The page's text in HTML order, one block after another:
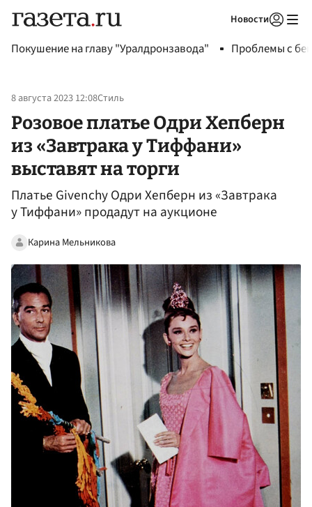
Новости
Покушение на главу "Уралдронзавода" Проблемы с
8 августа 2023 12:08Стиль
Розовое платье Одри Хепберн
из «Завтрака у Тиффани»
выставят на торги
Платье Givenchy Одри Хепберн из «Завтрака
у Тиффани» продадут на аукционе
Карина Мельникова